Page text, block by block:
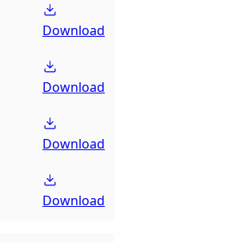
Download
Download
Download
Download